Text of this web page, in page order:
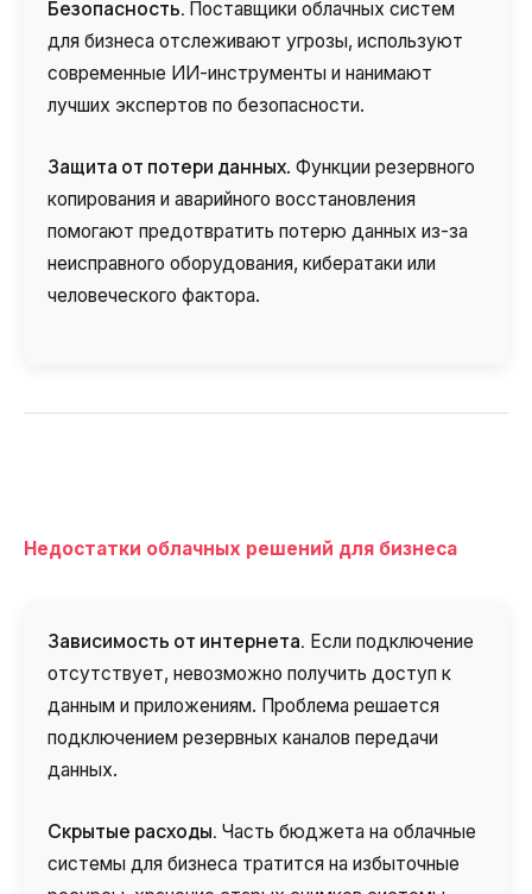
Безопасность. Поставщики облачных систем
для бизнеса отслеживают угрозы, используют
современные ИИ-инструменты и нанимают
лучших экспертов по безопасности.
Защита от потери данных. Функции резервного
копирования и аварийного восстановления
помогают предотвратить потерю данных из-за
неисправного оборудования, кибератаки или
человеческого фактора.
Недостатки облачных решений для бизнеса
Зависимость от интернета. Если подключение
отсутствует, невозможно получить доступ к
данным и приложениям. Проблема решается
подключением резервных каналов передачи
данных.
Скрытые расходы. Часть бюджета на облачные
системы для бизнеса тратится на избыточные
Компания
E-mail
Партнер
Ваш номер телефона
Alternative:
Ваш номер телефона
Alternative:
Ваш номер телефона
Alternative:
Бесплатная консультация
Номер для контакта
+1